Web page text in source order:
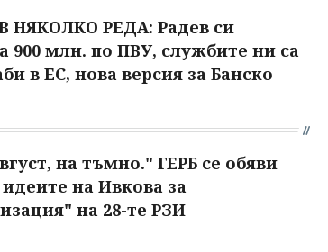
НЯКОЛКО РЕДА: Радев си
900 млн. по ПВУ, службите ни са
в ЕС, нова версия за Банско
на тъмно." ГЕРБ се обяви
на Ивкова за
на 28-те РЗИ